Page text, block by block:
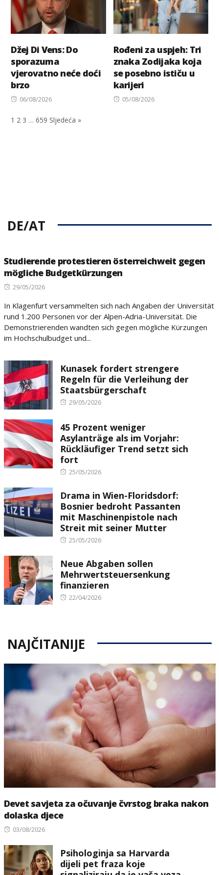
Džej Di Vens: Do
sporazuma
vjerovatno neće doći
brzo
Posted
06/08/2026
Rođeni za uspjeh: Tri
znaka Zodijaka koja
se posebno ističu u
karijeri
Posted
05/08/2026
1 2 3 … 659 Sljedeća »
DE/AT
Studierende protestieren österreichweit gegen
mögliche Budgetkürzungen
Posted
29/05/2026
In Klagenfurt versammelten sich nach Angaben der Universität
rund 1.200 Personen vor der Alpen-Adria-Universität. Die
Demonstrierenden wandten sich gegen mögliche Kürzungen
im Hochschulbudget und...
Kunasek fordert strengere
Regeln für die Verleihung der
Staatsbürgerschaft
Posted
29/05/2026
45 Prozent weniger
Asylanträge als im Vorjahr:
Rückläufiger Trend setzt sich
fort
Posted
25/05/2026
Drama in Wien-Floridsdorf:
Bosnier bedroht Passanten
mit Maschinenpistole nach
Streit mit seiner Mutter
Posted
25/05/2026
Neue Abgaben sollen
Mehrwertsteuersenkung
finanzieren
Posted
22/04/2026
NAJČITANIJE
Devet savjeta za očuvanje čvrstog braka nakon
dolaska djece
Posted
03/08/2026
Psihologinja sa Harvarda
dijeli pet fraza koje